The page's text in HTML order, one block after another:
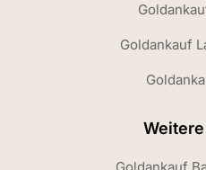
Goldankauf